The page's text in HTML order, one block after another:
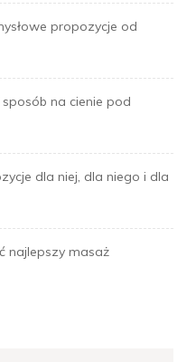
propozycje od
na cienie pod
dla niej, dla niego i dla
najlepszy masaż